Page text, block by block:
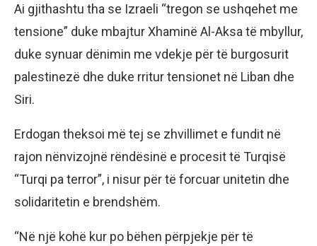
Ai gjithashtu tha se Izraeli “tregon se ushqehet me
tensione” duke mbajtur Xhaminë Al-Aksa të mbyllur,
duke synuar dënimin me vdekje për të burgosurit
palestinezë dhe duke rritur tensionet në Liban dhe
Siri.
Erdogan theksoi më tej se zhvillimet e fundit në
rajon nënvizojnë rëndësinë e procesit të Turqisë
“Turqi pa terror”, i nisur për të forcuar unitetin dhe
solidaritetin e brendshëm.
“Në një kohë kur po bëhen përpjekje për të